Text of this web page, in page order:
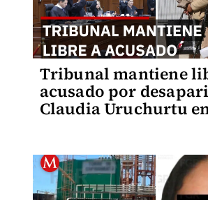
Tribunal mantiene
acusado por
Claudia Uruchurtu